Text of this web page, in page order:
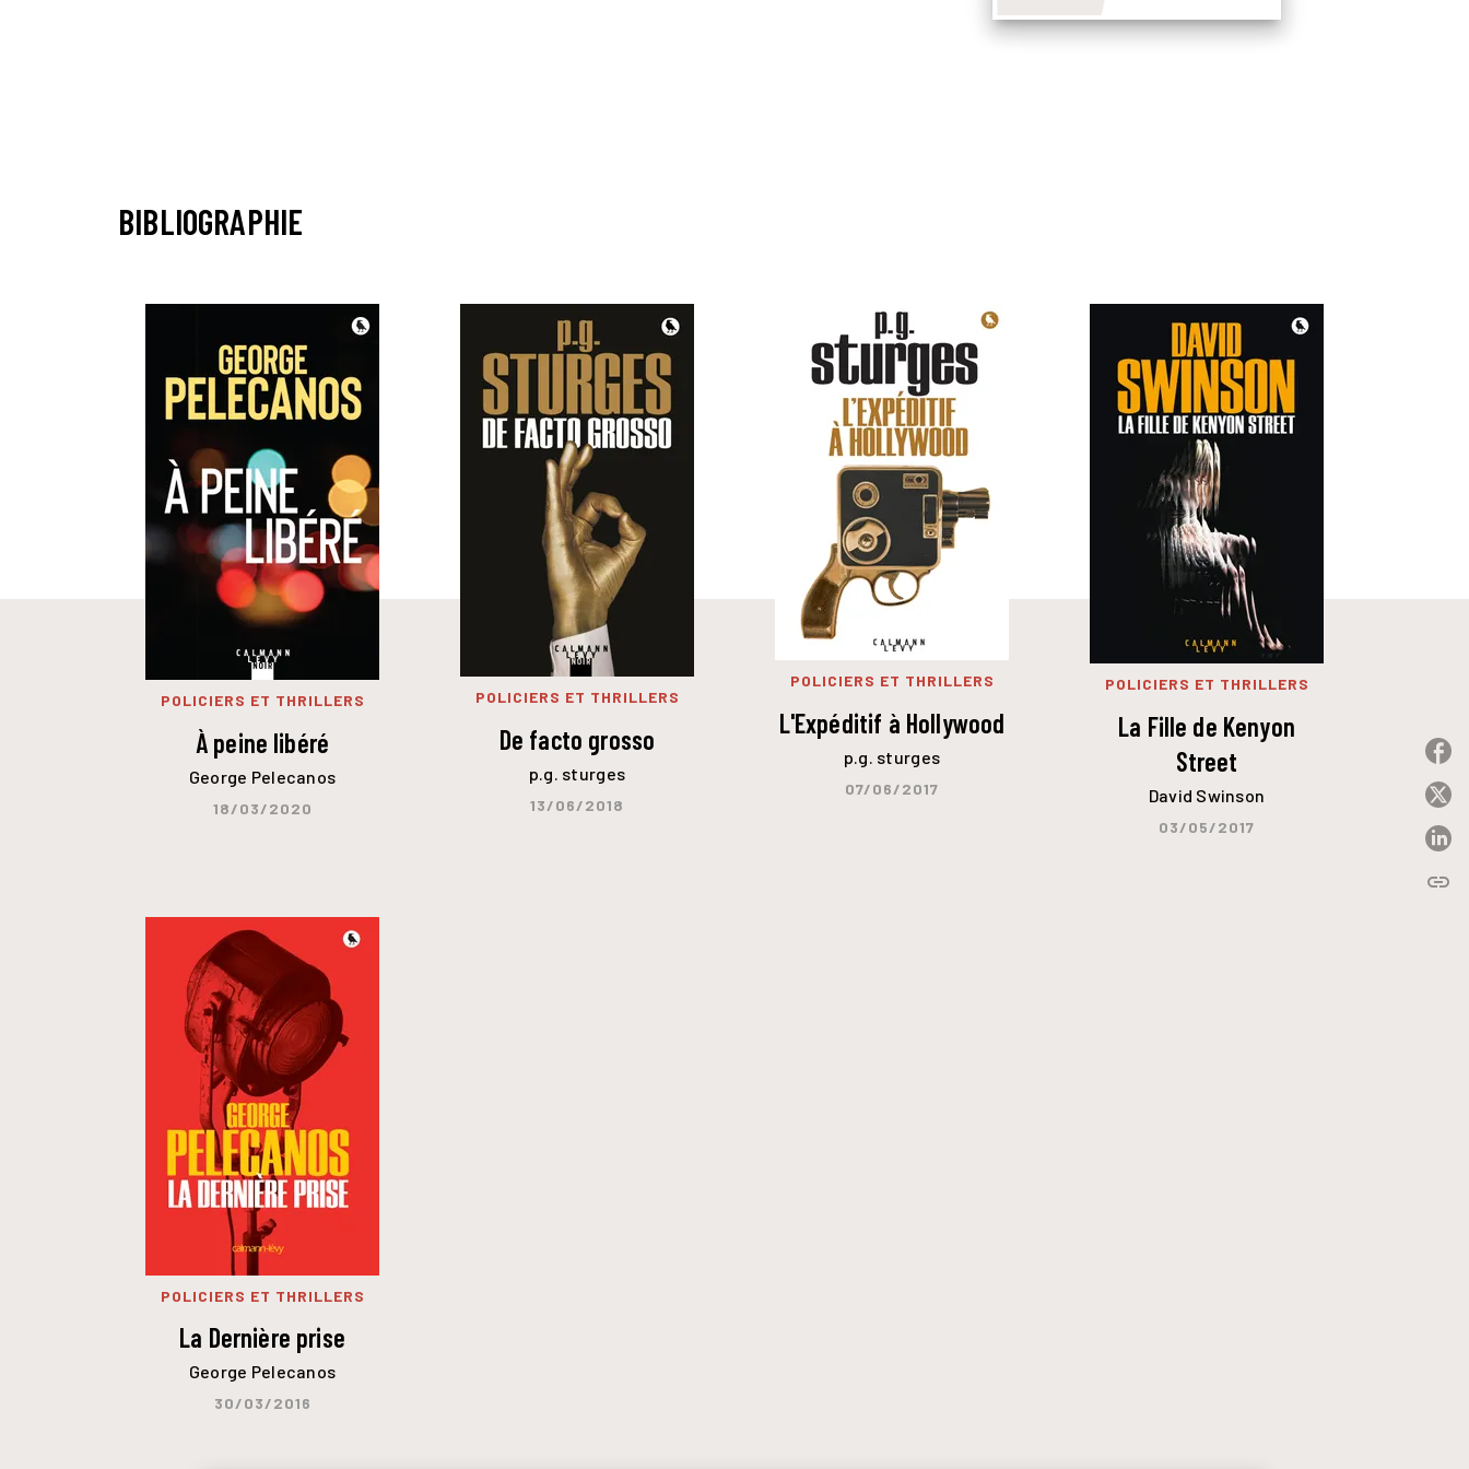
BIBLIOGRAPHIE
POLICIERS ET THRILLERS
À peine libéré
George Pelecanos
18/03/2020
POLICIERS ET THRILLERS
De facto grosso
p.g. sturges
13/06/2018
POLICIERS ET THRILLERS
L'Expéditif à Hollywood
p.g. sturges
07/06/2017
POLICIERS ET THRILLERS
La Fille de Kenyon
Street
David Swinson
03/05/2017
POLICIERS ET THRILLERS
La Dernière prise
George Pelecanos
30/03/2016
link